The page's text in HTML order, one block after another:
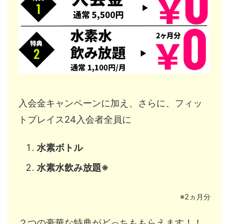
入会金キャンペーンに加え、さらに、フィッ
トプレイス24入会者全員に
水素ボトル
水素水飲み放題※
※2ヵ月分